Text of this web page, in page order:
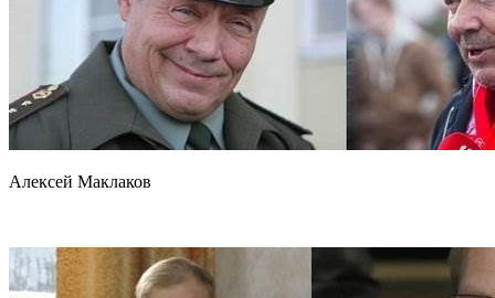
Алексей Маклаков